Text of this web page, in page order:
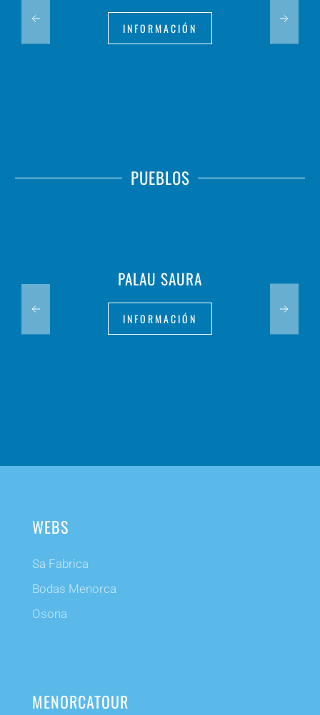
INFORMACIÓN
PUEBLOS
PALAU SAURA
INFORMACIÓN
WEBS
Sa Fabrica
Bodas Menorca
Osona
MENORCATOUR